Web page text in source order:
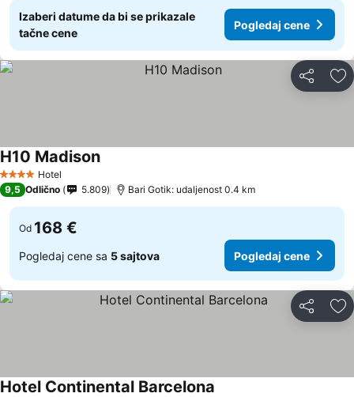
Izaberi datume da bi se prikazale
tačne cene
Pogledaj cene
Deli
4 ZvezdiceHotel
H10 MadisonPogledaj cene
9,5 Odlično 5.809 Bari Gotik: udaljenost 0.4 km
Od 168 €
Pogledaj cene sa 5 sajtova Pogledaj cene
Deli
Hotel Continental Barcelona